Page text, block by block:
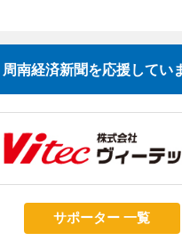
周南経済新聞を応援してい
サポーター 一覧